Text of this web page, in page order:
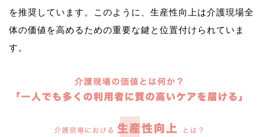
を推奨しています。このように、生産性向上は介護現場全
体の価値を高めるための重要な鍵と位置付けられていま